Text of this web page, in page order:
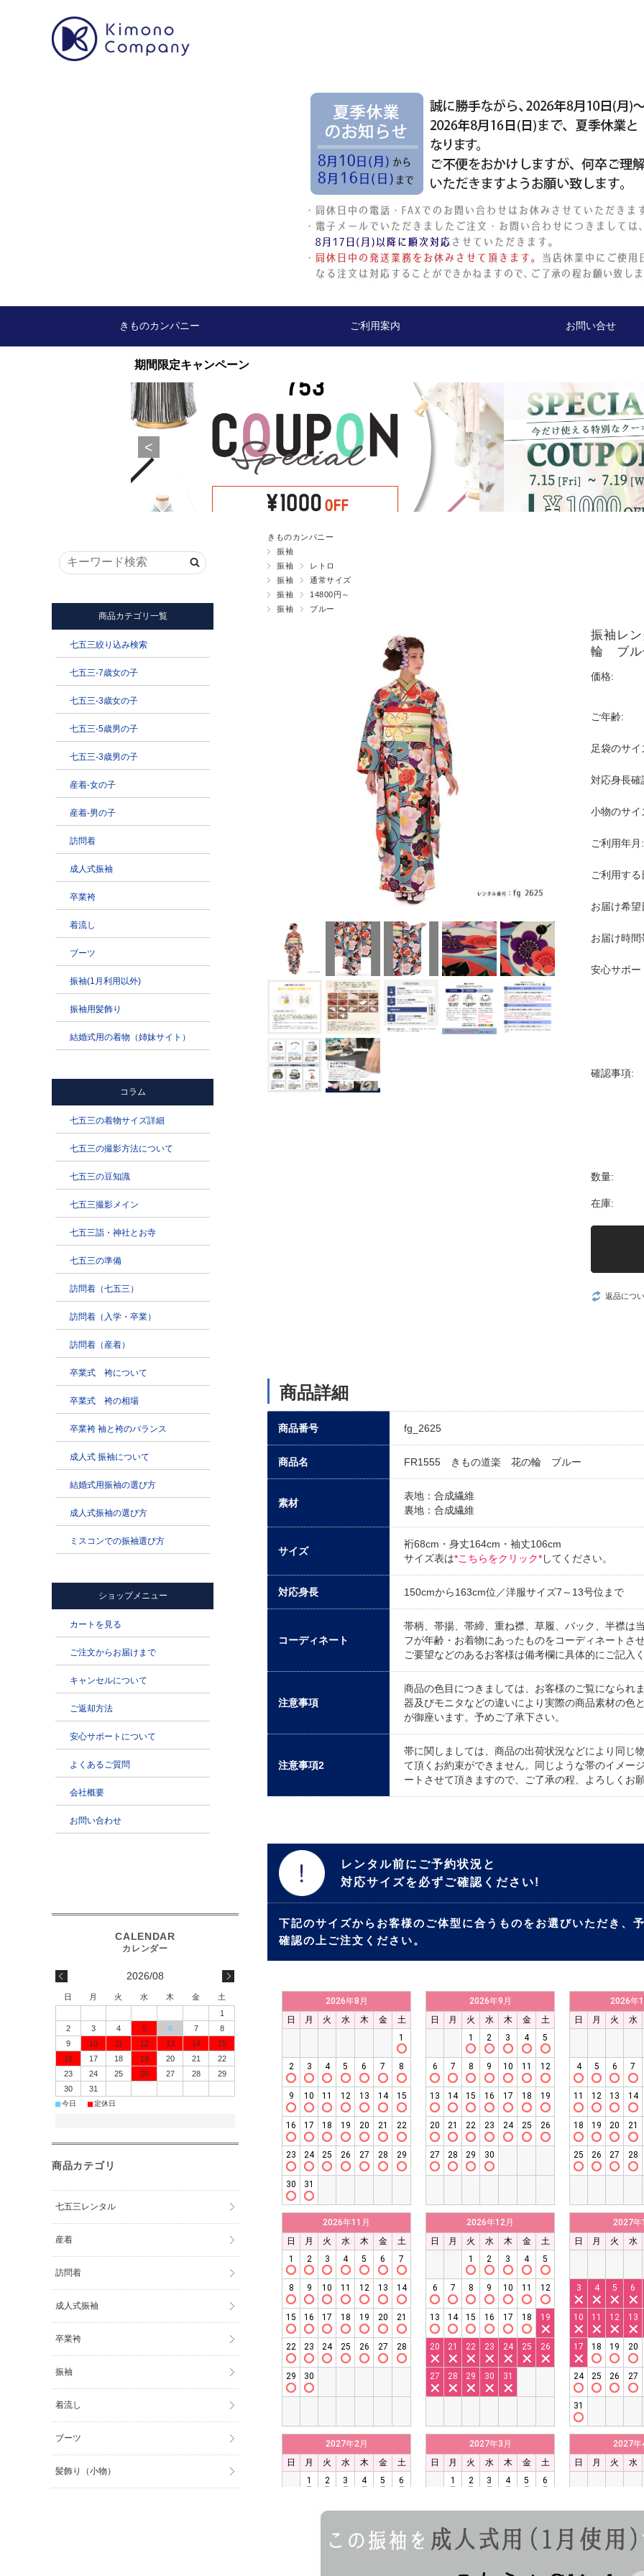
きものカンパニー ご利用案内 お問い合せ
きものカンパニー
振袖
振袖
レトロ
振袖
通常サイズ
振袖
14800円～
振袖
ブルー
振袖レ
輪 ブル
価格:
ご年齢:
足袋のサイ
対応身長確
小物のサイ
ご利用年月:
ご利用する
お届け希望
お届け時間
安心サポー
確認事項:
数量:
在庫:
返品につ
商品詳細
商品番号 fg_2625
商品名 FR1555 きもの道楽 花の輪 ブルー
素材
表地：合成繊維
裏地：合成繊維
サイズ
裄68cm・身丈164cm・袖丈106cm
サイズ表は*こちらをクリック*してください。
対応身長 150cmから163cm位／洋服サイズ7～13号位まで
コーディネート
帯柄、帯揚、帯締、重ね襟、草履、バック、半襟は
フが年齢・お着物にあったものをコーディネートさ
ご要望などのあるお客様は備考欄に具体的にご記入く
注意事項
商品の色目につきましては、お客様のご覧になられ
器及びモニタなどの違いにより実際の商品素材の色
が御座います。予めご了承下さい。
注意事項2
帯に関しましては、商品の出荷状況などにより同じ
て頂くお約束ができません。同じような帯のイメー
ートさせて頂きますので、ご了承の程、よろしくお
レンタル前にご予約状況と
対応サイズを必ずご確認ください!
下記のサイズからお客様のご体型に合うものをお選びいただき、
確認の上ご注文ください。
2026/08
日 月 火 水 木 金
土
1
2
3 4 5 6 7
8
9
10 11 12 13 14
15
16
17 18 19 20 21
22
23
24 25 26 27 28
29
30
31
■今日 ■定休日
商品カテゴリ
七五三レンタル
産着
訪問着
成人式振袖
卒業袴
振袖
着流し
ブーツ
髪飾り（小物）